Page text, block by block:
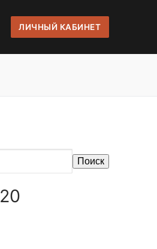
ЛИЧНЫЙ КАБИНЕТ
Поиск